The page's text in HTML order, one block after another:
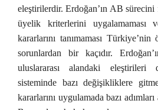
eleştirilerdir. Erdoğan’ın AB sürecini
üyelik kriterlerini uygalamaması
kararlarını tanımaması Türkiye’nin
sorunlardan bir kaçıdır.
uluslararası alandaki eleştirileri
sisteminde bazı değişikliklere
kararlarını uygulamada bazı